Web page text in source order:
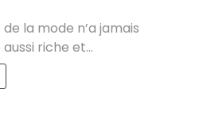
la mode n’a jamais
riche et…